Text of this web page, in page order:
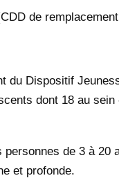
de
du Dispositif
dont 18 au sein
de 3 à 20
et profonde.